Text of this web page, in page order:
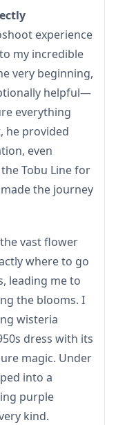
擔。）
間內攝影師在各地
能會收取額外費用
影師的LINE群
用LINE時遇到任
他需要事先許可的
攝許可。
experience
my incredible
very beginning,
helpful—
everything
he provided
even
Tobu Line for
the journey
vast flower
where to go
leading me to
the blooms. I
wisteria
dress with its
magic. Under
into a
purple
kind.